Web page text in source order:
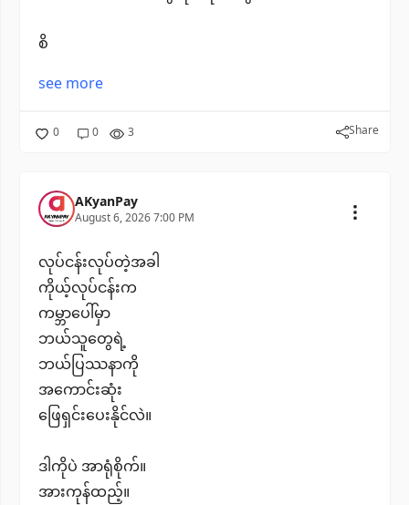
စိ
see more
0 0 3 Share
AKyanPay
August 6, 2026 7:00 PM
လုပ်ငန်းလုပ်တဲ့အခါ
ကိုယ့်လုပ်ငန်းက
ကမ္ဘာပေါ်မှာ
ဘယ်သူတွေရဲ့
ဘယ်ပြဿနာကို
အကောင်းဆုံး
ဖြေရှင်းပေးနိုင်လဲ။
ဒါကိုပဲ အာရုံစိုက်။
အားကုန်ထည့်။